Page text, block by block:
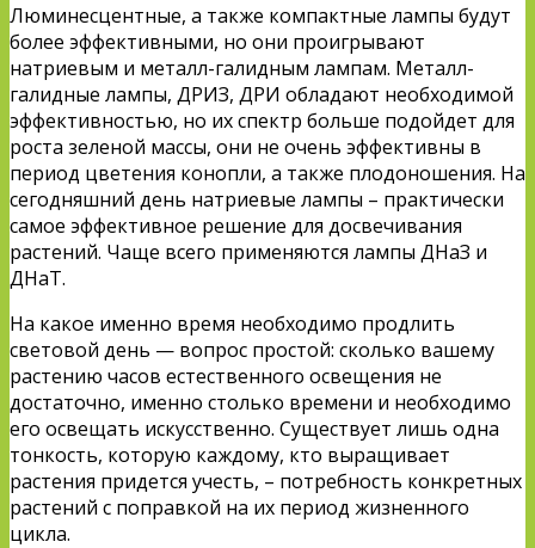
Люминесцентные, а также компактные лампы будут
более эффективными, но они проигрывают
натриевым и металл-галидным лампам. Металл-
галидные лампы, ДРИЗ, ДРИ обладают необходимой
эффективностью, но их спектр больше подойдет для
роста зеленой массы, они не очень эффективны в
период цветения конопли, а также плодоношения. На
сегодняшний день натриевые лампы – практически
самое эффективное решение для досвечивания
растений. Чаще всего применяются лампы ДНаЗ и
ДНаТ.
На какое именно время необходимо продлить
световой день — вопрос простой: сколько вашему
растению часов естественного освещения не
достаточно, именно столько времени и необходимо
его освещать искусственно. Существует лишь одна
тонкость, которую каждому, кто выращивает
растения придется учесть, – потребность конкретных
растений с поправкой на их период жизненного
цикла.